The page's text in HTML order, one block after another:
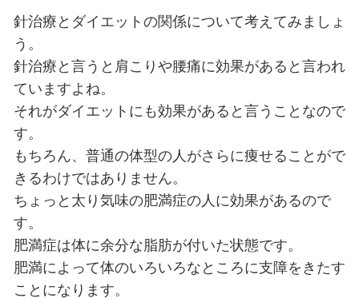
ダイエットと鍼（青葉区二日町・
整骨院）の記事
ダイエットと鍼（青葉区二日町・仙台メディカル鍼灸整骨院
2014.10.09
針治療とダイエットの関係につい
う。
針治療と言うと肩こりや腰痛に効
ていますよね。
それがダイエットにも効果がある